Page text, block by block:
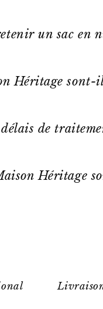
un sac en
Héritage sont-
de
Héritage